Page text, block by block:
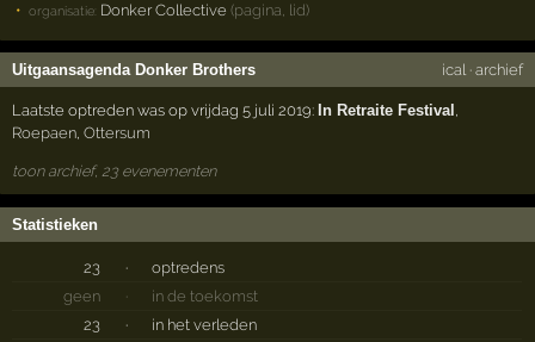
organisatie: Donker Collective (pagina, lid)
Uitgaansagenda Donker Brothers ical · archief
Laatste optreden was op vrijdag 5 juli 2019: In Retraite Festival ,
Roepaen,Ottersum
toon archief, 23 evenementen
Statistieken
23 ·
optredens
geen
·
in de toekomst
23
· in het verleden